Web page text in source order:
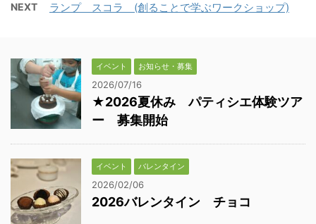
NEXT ランプ スコラ (創ることで学ぶワークショップ)
イベント お知らせ・募集
2026/07/16
★2026夏休み パティシエ体験ツア
ー 募集開始
イベント バレンタイン
2026/02/06
2026バレンタイン チョコ